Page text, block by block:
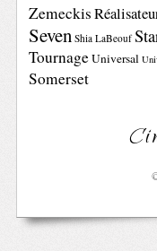
Zemeckis
Seven Shia LaBeouf
TournageUniversal
Somerset